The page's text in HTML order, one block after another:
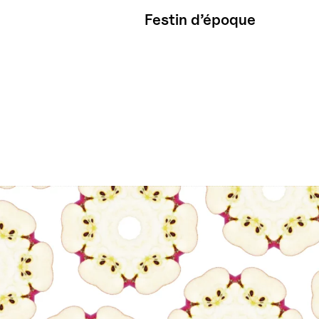
Festin d’époque